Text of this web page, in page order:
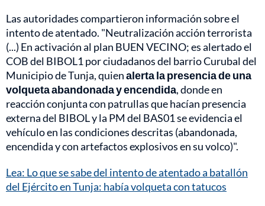
Las autoridades compartieron información sobre el
intento de atentado. "Neutralización acción terrorista
(...) En activación al plan BUEN VECINO; es alertado el
COB del BIBOL1 por ciudadanos del barrio Curubal del
Municipio de Tunja, quienalerta la presencia de una
volqueta abandonada y encendida, donde en
reacción conjunta con patrullas que hacían presencia
externa del BIBOL y la PM del BAS01 se evidencia el
vehículo en las condiciones descritas (abandonada,
encendida y con artefactos explosivos en su volco)".
Lea: Lo que se sabe del intento de atentado a batallón
del Ejército en Tunja: había volqueta con tatucos